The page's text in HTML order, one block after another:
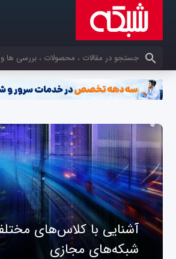
کلمات کلیدی خود را وارد کنید
آشنایی با کلاس‌های
شبکه‌های مجازی